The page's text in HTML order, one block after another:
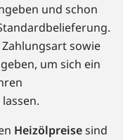
und schon
sowie
um sich ein
Heizölpreisesind